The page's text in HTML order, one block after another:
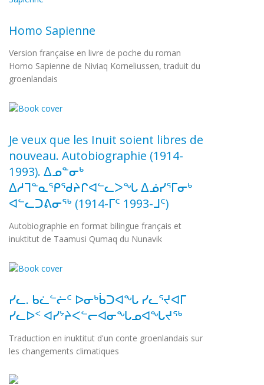
Homo Sapienne
Version française en livre de poche du roman
Homo Sapienne de Niviaq Korneliussen, traduit du
groenlandais
Je veux que les Inuit soient libres de
nouveau. Autobiographie (1914-
1993). ᐃᓄᓐᓂᒃ
ᐃᓱᒣᓐᓇᕿᖁᔨᒋᐊᓪᓚᐳᖓ ᐃᓅᓯᕐᒥᓂᒃ
ᐊᓪᓚᑐᕕᓂᖅ (1914-ᒥᑦ 1993-ᒧᑦ)
Autobiographie en format bilingue français et
inuktitut de Taamusi Qumaq du Nunavik
ᓯᓚ. ᑲᓛᓪᓖᑦ ᐅᓂᒃᑳᑐᐊᖓ ᓯᓚᕐᔪᐊᒥ
ᓯᓚᐅᑉ ᐊᓯᔾᔨᐸᓪᓕᐊᓂᖓᓄᐊᖓᔪᖅ
Traduction en inuktitut d'un conte groenlandais sur
les changements climatiques